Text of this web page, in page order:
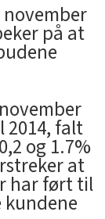
på at
2014, falt
og 1.7%
at
har ført til
kundene